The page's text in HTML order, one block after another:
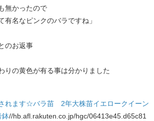
無かったので
有名なピンクのバラですね」
のお返事
りの黄色が有る事は分かりました
れます☆バラ苗 2年大株苗イエロークイーン
//hb.afl.rakuten.co.jp/hgc/06413e45.d65c81